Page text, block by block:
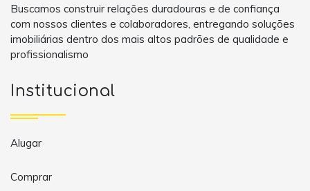
Buscamos construir relações duradouras e de confiança
com nossos clientes e colaboradores, entregando soluções
imobiliárias dentro dos mais altos padrões de qualidade e
profissionalismo
Institucional
Alugar
Comprar